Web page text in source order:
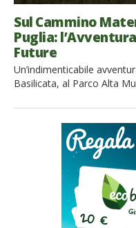
Sul Cammino
Puglia:
Future
Un’indimenticabile
Basilicata, al Parco Alta
viaggio lento di Tourist for
di Tourists for Future
scoperta dell’Italia più